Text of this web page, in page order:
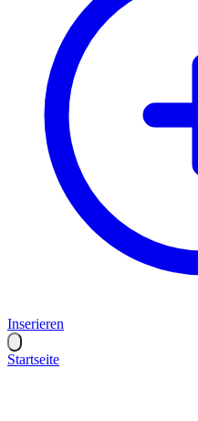
Inserieren
Startseite